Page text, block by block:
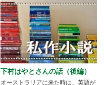
下村はやとさんの話（後編）
オーストラリアに来た時は、英語が